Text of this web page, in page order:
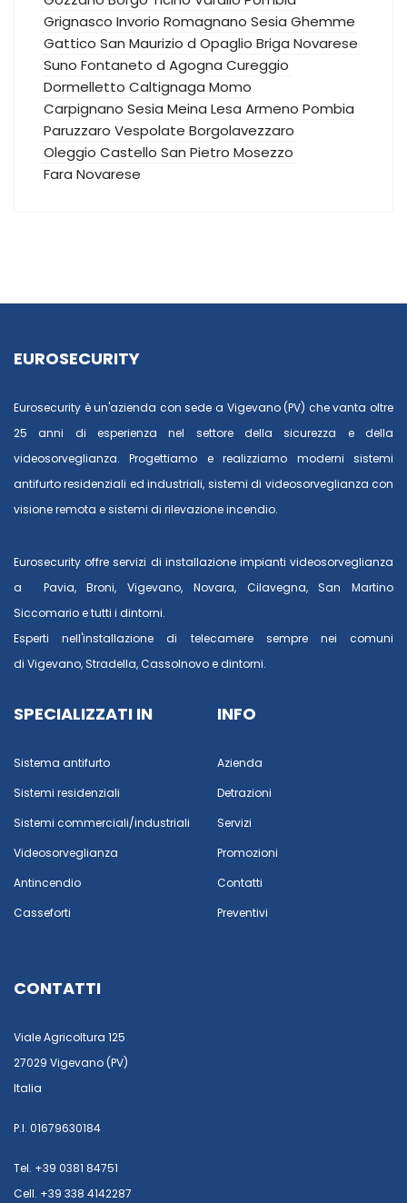
Grignasco Invorio Romagnano Sesia Ghemme
Gattico San Maurizio d Opaglio Briga Novarese
Suno Fontaneto d Agogna Cureggio
Dormelletto Caltignaga Momo
Carpignano Sesia Meina Lesa Armeno Pombia
Paruzzaro Vespolate Borgolavezzaro
Oleggio Castello San Pietro Mosezzo
Fara Novarese
EUROSECURITY
Eurosecurity è un'azienda con sede a Vigevano (PV) che vanta oltre
25 anni di esperienza nel settore della sicurezza e della
videosorveglianza. Progettiamo e realizziamo moderni sistemi
antifurto residenziali ed industriali, sistemi di videosorveglianza con
visione remota e sistemi di rilevazione incendio.
Eurosecurity offre servizi di installazione impianti videosorveglianza
a
Pavia,Broni, Vigevano, Novara, Cilavegna, San Martino
Siccomarioe tutti i dintorni.
Esperti nell'installazione di telecamere sempre nei comuni
di Vigevano, Stradella,Cassolnovoe dintorni.
SPECIALIZZATI IN
Sistema antifurto
Sistemi residenziali
Sistemi commerciali/industriali
Videosorveglianza
Antincendio
Casseforti
INFO
Azienda
Detrazioni
Servizi
Promozioni
Contatti
Preventivi
CONTATTI
Viale Agricoltura 125
27029 Vigevano (PV)
Italia
P.I. 01679630184
Tel. +39 0381 84751
Cell. +39 338 4142287